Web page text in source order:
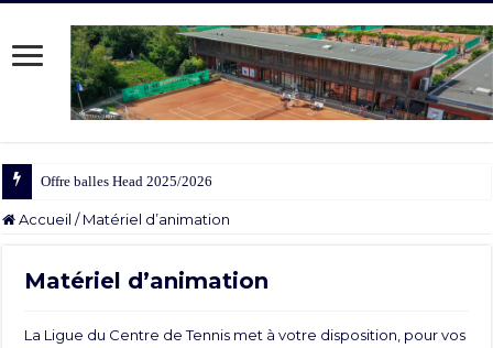
Offre balles Head 2025/2026
Accueil / Matériel d’animation
Matériel d’animation
La Ligue du Centre de Tennis met à votre disposition, pour vos